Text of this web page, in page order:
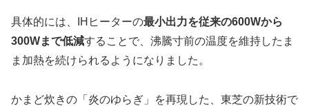
具体的には、IHヒーターの最小出力を従来の600Wから
300Wまで低減することで、沸騰寸前の温度を維持したま
ま加熱を続けられるようになりました。
かまど炊きの「炎のゆらぎ」を再現した、東芝の新技術で